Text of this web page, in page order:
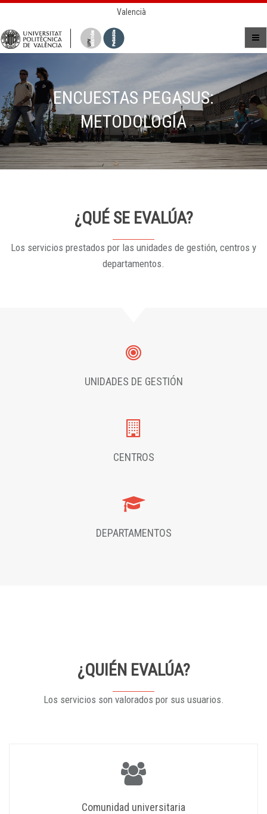
Valencià
ENCUESTAS PEGASUS:
METODOLOGÍA
¿QUÉ SE EVALÚA?
Los servicios prestados por las unidades de gestión, centros y
departamentos.
UNIDADES DE GESTIÓN
CENTROS
DEPARTAMENTOS
¿QUIÉN EVALÚA?
Los servicios son valorados por sus usuarios.
Comunidad universitaria